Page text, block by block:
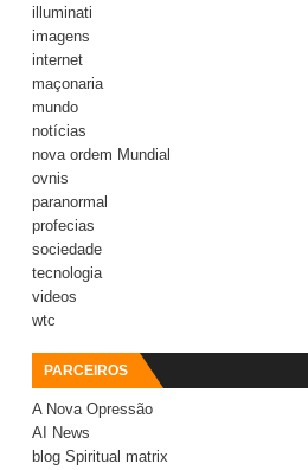
illuminati
imagens
internet
maçonaria
mundo
notícias
nova ordem Mundial
ovnis
paranormal
profecias
sociedade
tecnologia
videos
wtc
PARCEIROS
A Nova Opressão
AI News
blog Spiritual matrix